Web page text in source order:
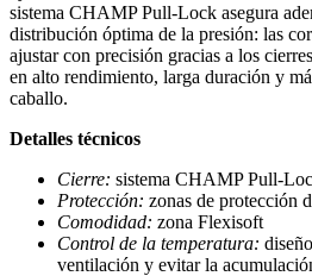
sistema CHAMP Pull-Lock asegura
distribución óptima de la presión: las
ajustar con precisión gracias a los
en alto rendimiento, larga duración y
caballo.
Detalles técnicos
Cierre: sistema CHAMP Pull-
Protección: zonas de protección
Comodidad: zona Flexisoft
Control de la temperatura:
ventilación y evitar la